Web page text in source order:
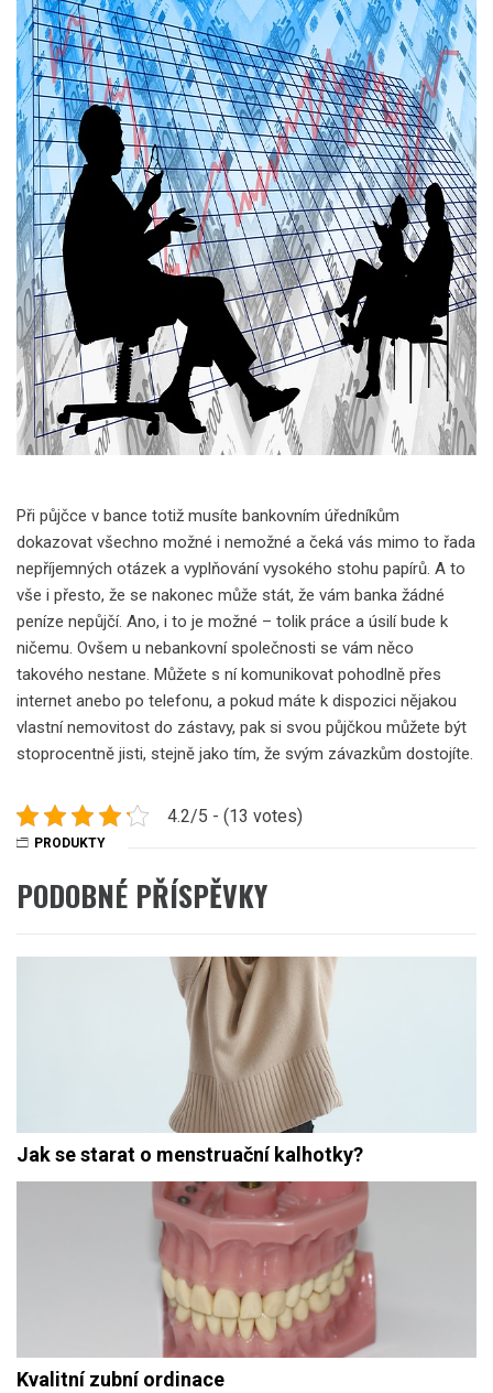
Při půjčce v bance totiž musíte bankovním úředníkům
dokazovat všechno možné i nemožné a čeká vás mimo to řada
nepříjemných otázek a vyplňování vysokého stohu papírů. A to
vše i přesto, že se nakonec může stát, že vám banka žádné
peníze nepůjčí. Ano, i to je možné – tolik práce a úsilí bude k
ničemu. Ovšem u nebankovní společnosti se vám něco
takového nestane. Můžete s ní komunikovat pohodlně přes
internet anebo po telefonu, a pokud máte k dispozici nějakou
vlastní nemovitost do zástavy, pak si svou půjčkou můžete být
stoprocentně jisti, stejně jako tím, že svým závazkům dostojíte.
4.2/5 - (13 votes)
PRODUKTY
PODOBNÉ PŘÍSPĚVKY
Jak se starat o menstruační kalhotky?
Kvalitní zubní ordinace